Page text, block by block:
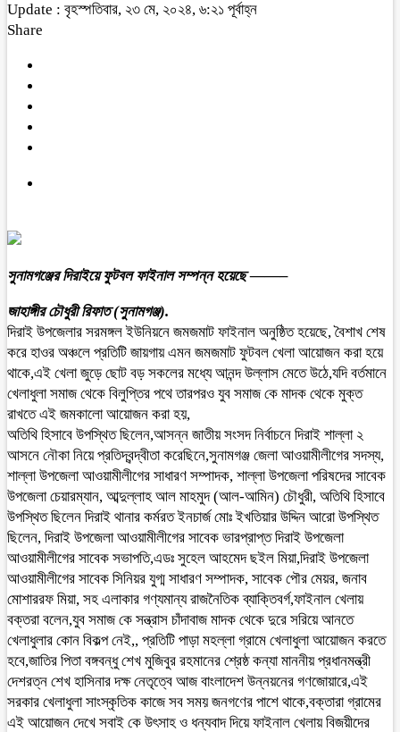
Update : বৃহস্পতিবার, ২৩ মে, ২০২৪, ৬:২১ পূর্বাহ্ন
Share
সুনামগঞ্জের দিরাইয়ে ফুটবল ফাইনাল সম্পন্ন হয়েছে ——–
জাহাঙ্গীর চৌধুরী রিফাত (সুনামগঞ্জ).
দিরাই উপজেলার সরমঙ্গল ইউনিয়নে জমজমাট ফাইনাল অনুষ্ঠিত হয়েছে, বৈশাখ শেষ
করে হাওর অঞ্চলে প্রতিটি জায়গায় এমন জমজমাট ফুটবল খেলা আয়োজন করা হয়ে
থাকে,এই খেলা জুড়ে ছোট বড় সকলের মধ্যে আনন্দ উল্লাস মেতে উঠে,যদি বর্তমানে
খেলাধুলা সমাজ থেকে বিলুপ্তির পথে তারপরও যুব সমাজ কে মাদক থেকে মুক্ত
রাখতে এই জমকালো আয়োজন করা হয়,
অতিথি হিসাবে উপস্থিত ছিলেন,আসন্ন জাতীয় সংসদ নির্বাচনে দিরাই শাল্লা ২
আসনে নৌকা নিয়ে প্রতিদ্বন্দ্বীতা করেছিনে,সুনামগঞ্জ জেলা আওয়ামীলীগের সদস্য,
শাল্লা উপজেলা আওয়ামীলীগের সাধারণ সম্পাদক, শাল্লা উপজেলা পরিষদের সাবেক
উপজেলা চেয়ারম্যান, আব্দুল্লাহ আল মাহমুদ (আল-আমিন) চৌধুরী, অতিথি হিসাবে
উপস্থিত ছিলেন দিরাই থানার কর্মরত ইনচার্জ মোঃ ইখতিয়ার উদ্দিন আরো উপস্থিত
ছিলেন, দিরাই উপজেলা আওয়ামীলীগের সাবেক ভারপ্রাপ্ত দিরাই উপজেলা
আওয়ামীলীগের সাবেক সভাপতি,এডঃ সুহেল আহমেদ ছইল মিয়া,দিরাই উপজেলা
আওয়ামীলীগের সাবেক সিনিয়র যুগ্ম সাধারণ সম্পাদক, সাবেক পৌর মেয়র, জনাব
মোশাররফ মিয়া, সহ এলাকার গণ্যমান্য রাজনৈতিক ব্যাক্তিবর্গ,ফাইনাল খেলায়
বক্তরা বলেন,যুব সমাজ কে সন্ত্রাস চাঁদাবাজ মাদক থেকে দুরে সরিয়ে আনতে
খেলাধুলার কোন বিকল্প নেই,, প্রতিটি পাড়া মহল্লা গ্রামে খেলাধুলা আয়োজন করতে
হবে,জাতির পিতা বঙ্গবন্ধু শেখ মুজিবুর রহমানের শ্রেষ্ঠ কন্যা মাননীয় প্রধানমন্ত্রী
দেশরত্ন শেখ হাসিনার দক্ষ নেতৃত্বে আজ বাংলাদেশ উন্নয়নের গণজোয়ারে,এই
সরকার খেলাধুলা সাংস্কৃতিক কাজে সব সময় জনগণের পাশে থাকে,বক্তারা গ্রামের
এই আয়োজন দেখে সবাই কে উৎসাহ ও ধন্যবাদ দিয়ে ফাইনাল খেলায় বিজয়ীদের